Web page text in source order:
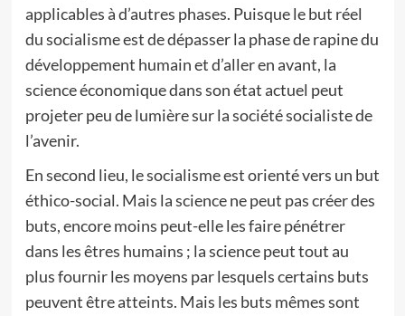
applicables à d’autres phases. Puisque le but réel
du socialisme est de dépasser la phase de rapine du
développement humain et d’aller en avant, la
science économique dans son état actuel peut
projeter peu de lumière sur la société socialiste de
l’avenir.
En second lieu, le socialisme est orienté vers un but
éthico-social. Mais la science ne peut pas créer des
buts, encore moins peut-elle les faire pénétrer
dans les êtres humains ; la science peut tout au
plus fournir les moyens par lesquels certains buts
peuvent être atteints. Mais les buts mêmes sont